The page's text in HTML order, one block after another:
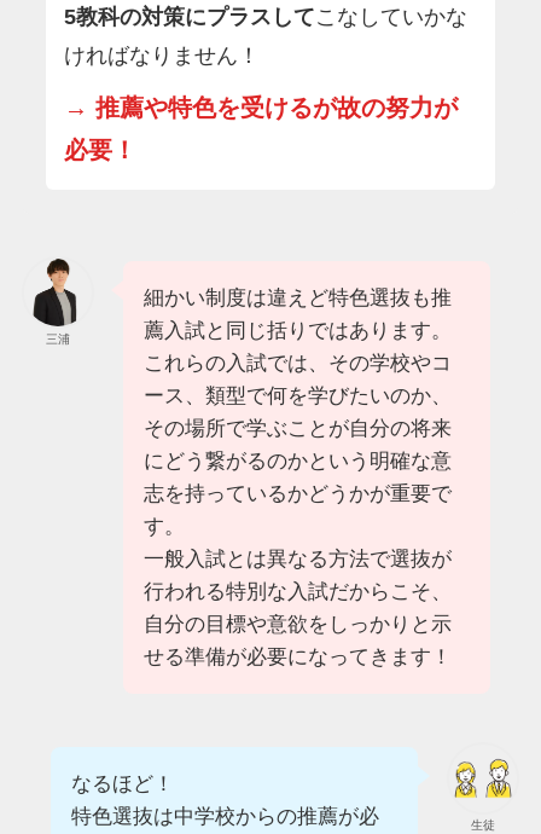
5教科の対策にプラスしてこなしていかな
ければなりません！
→ 推薦や特色を受けるが故の努力が
必要！
三浦
細かい制度は違えど特色選抜も推
薦入試と同じ括りではあります。
これらの入試では、その学校やコ
ース、類型で何を学びたいのか、
その場所で学ぶことが自分の将来
にどう繋がるのかという明確な意
志を持っているかどうかが重要で
す。
一般入試とは異なる方法で選抜が
行われる特別な入試だからこそ、
自分の目標や意欲をしっかりと示
せる準備が必要になってきます！
生徒
なるほど！
特色選抜は中学校からの推薦が必